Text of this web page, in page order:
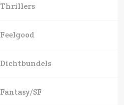
Thrillers
Feelgood
Dichtbundels
Fantasy/SF